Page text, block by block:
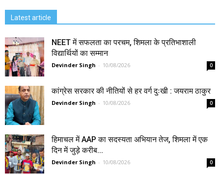
Latest article
NEET में सफलता का परचम, शिमला के प्रतिभाशाली
विद्यार्थियों का सम्मान
Devinder Singh - 10/08/2026 0
कांग्रेस सरकार की नीतियों से हर वर्ग दुःखी : जयराम ठाकुर
Devinder Singh - 10/08/2026 0
हिमाचल में AAP का सदस्यता अभियान तेज, शिमला में एक
दिन में जुड़े करीब...
Devinder Singh - 10/08/2026 0